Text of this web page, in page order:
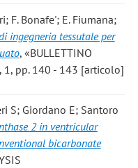
F. Bonafe'; E. Fiumana;
ingegneria tessutale per
, «BULLETTINO
1, pp. 140 - 143 [articolo]
S; Giordano E; Santoro
2 in ventricular
bicarbonate